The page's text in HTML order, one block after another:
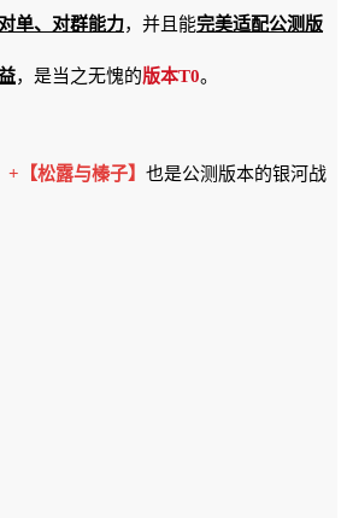
单、对群能力，并且能完美适配公测版
，是当之无愧的版本T0。
【松露与榛子】 也是公测版本的银河战